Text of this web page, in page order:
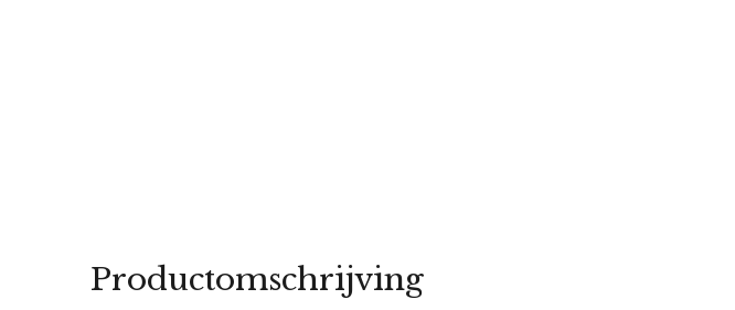
Productomschrijving